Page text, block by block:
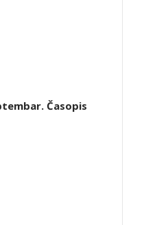
Časopis